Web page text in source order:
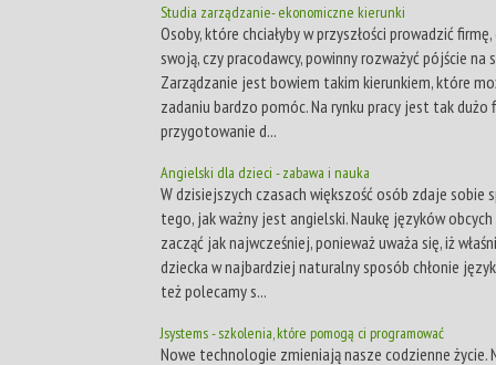
Studia zarządzanie- ekonomiczne kierunki
Osoby, które chciałyby w przyszłości prowadzić
swoją, czy pracodawcy, powinny rozważyć pójście na
Zarządzanie jest bowiem takim kierunkiem, które
zadaniu bardzo pomóc. Na rynku pracy jest tak dużo
przygotowanie d...
Angielski dla dzieci - zabawa i nauka
W dzisiejszych czasach większość osób zdaje sobie
tego, jak ważny jest angielski. Naukę języków
zacząć jak najwcześniej, ponieważ uważa się, iż
dziecka w najbardziej naturalny sposób chłonie
też polecamy s...
Jsystems - szkolenia, które pomogą ci programować
Nowe technologie zmieniają nasze codzienne życie.